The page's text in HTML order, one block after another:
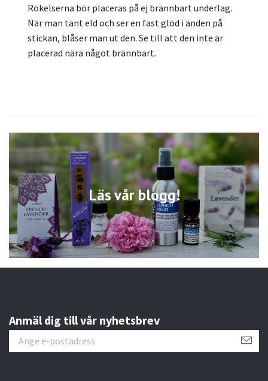
Läs vår blogg!
Rökelserna bör placeras på ej brännbart underlag.
När man tänt eld och ser en fast glöd i änden på
stickan, blåser man ut den. Se till att den inte är
placerad nära något brännbart.
Anmäl dig till vår nyhetsbrev